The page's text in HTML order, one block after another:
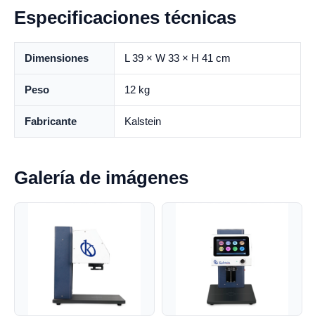
Especificaciones técnicas
Dimensiones L 39 × W 33 × H 41 cm
Peso 12 kg
Fabricante Kalstein
Galería de imágenes